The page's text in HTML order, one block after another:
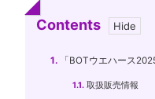
Contents
1.「BOTウエハース
1.1.取扱販売情報